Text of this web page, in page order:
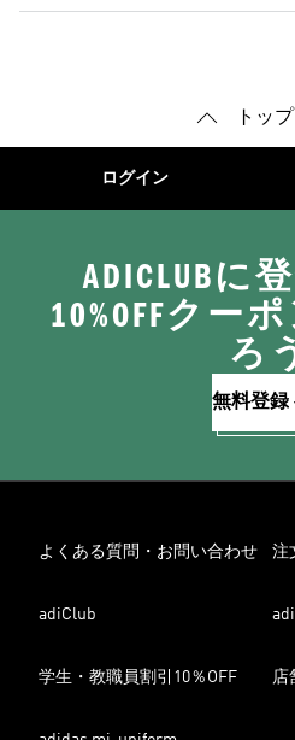
トッ
ログイン
ADICLUBに
10%OFFクー
ろ
無料登録
よくある質問・お問い合わせ 注
adiClub
学生・教職員割引10％OFF 店